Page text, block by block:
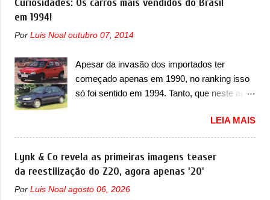
sobrecarga do microprocessador do Módulo
causar a perda de força motriz, requerendo a
atualização do software do modulo de...
do motor 1.0 12v Turbo Flex, conhecido
a Fiat Strada soube ser mutável com
avanços importantes que a concorrência
nunca conseguiu acompanhar e agora ela
chegada do motor T200, que estreou nos
irmãos Pulse e Fastback. "A Fiat Strada é
mais do que uma picape, é uma verdadeira
revolução no mercado automotivo. Há alguns
anos era improvável pensar que uma picape
Curiosidades: Os carros mais vendidos do Brasil
em 1994!
Por Luis Noal outubro 07, 2014
Apesar da invasão dos importados ter
começado apenas em 1990, no ranking isso
só foi sentido em 1994. Tanto, que neste ano,
ao começar pelo Chevrolet Corsa, o mais
destacado deles no ranking que perdurou no
nosso mercado até início de 2012 e com
certeza foi um grandioso lançamento da
Chevrolet que assustou a concorrência.
Nesse ano também era lançada a nova
LEIA MAIS
Lynk & Co revela as primeiras imagens teaser
da reestilização do Z20, agora apenas '20'
Por Luis Noal agosto 06, 2026